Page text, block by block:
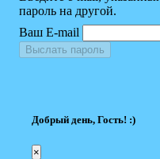
пароль на другой.
Ваш E-mail
Выслать пароль
Добрый день, Гость! :)
×